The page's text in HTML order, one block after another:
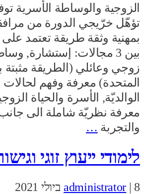
الزوجية والوساطة الأسرية
تؤهّل خرّيجي الدورة من
بمهنية وثقة طريقة تعتمد
بين 3 مجالات: إستشارة,
زوجي وعائلي (الطريقة مثبتة
المتحدة) معرفة وفهم
الوالديّة, الأسرة والحياة
معرفة نظريّة شاملة الى
والتجربة …
לימודי ייעוץ זוגי
administrator | 8 ביולי 2021